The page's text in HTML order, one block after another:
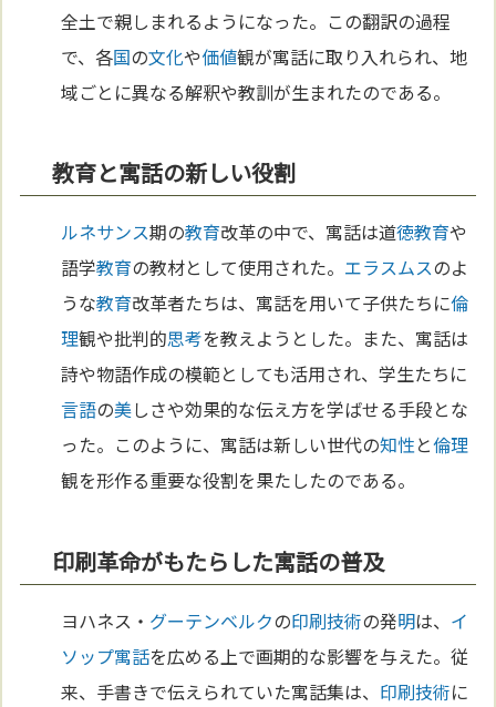
全土で親しまれるようになった。この翻訳の過程
で、各国の文化や価値観が寓話に取り入れられ、地
域ごとに異なる解釈や教訓が生まれたのである。
教育と寓話の新しい役割
ルネサンス期の教育改革の中で、寓話は道徳教育や
語学教育の教材として使用された。 エラスムスのよ
うな教育改革者たちは、寓話を用いて子供たちに倫
理観や批判的思考を教えようとした。また、寓話は
詩や物語作成の模範としても活用され、学生たちに
言語の美しさや効果的な伝え方を学ばせる手段とな
った。このように、寓話は新しい世代の知性と倫理
観を形作る重要な役割を果たしたのである。
印刷革命がもたらした寓話の普及
ヨハネス・ グーテンベルクの印刷技術の発明は、 イ
ソップ寓話を広める上で画期的な影響を与えた。従
来、手書きで伝えられていた寓話集は、 印刷技術に